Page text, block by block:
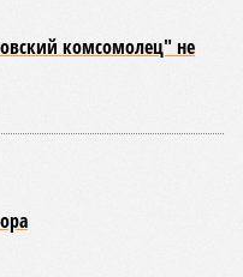
чем другие. В
заменят старые,
стороны, клетки
мышцы) и нейроны
подвержены
и размножения
Когда они
сердце и мозг,
Авторы исследования
точками